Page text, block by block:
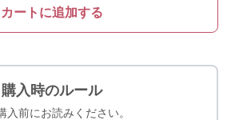
カートに追加する
購入時のルール
入前にお読みください。